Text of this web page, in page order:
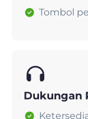
Tombol
Dukungan